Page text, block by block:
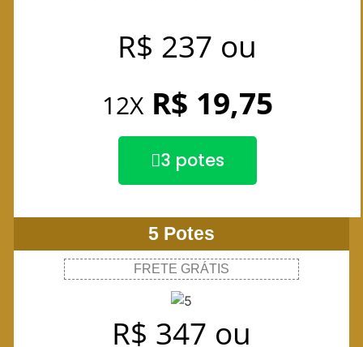
R$ 237 ou
12X R$ 19,75
3 potes
5 Potes
FRETE GRÁTIS
R$ 347 ou